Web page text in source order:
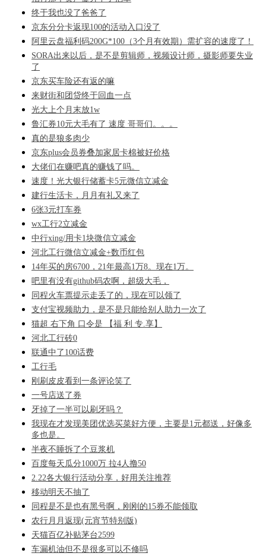
终于我也没了爸爸了
京东分分卡返现100的活动入口没了
阿里云盘福利码200G*100（3个月有效期）需扩容的速度了！
SORA出来以后，是不是剪辑师，视频设计师，摄影师要失业
了
京东买车险还有返的嘛
来财街和团贷终于回血一点
光大上个月末放1w
鲁汇券10元大毛有了 速度 哥哥们。。。
真的是狼多肉少
京东plus会员券叠加家居卡棉被好价格
大佬们在赚吧真的赚钱了吗。
速度！光大银行储蓄卡5元微信立减金
建行生活卡，月月有礼又来了
6张3元打车券
wx工行2立减金
中行xing/用卡1块微信立减金
河北工行微信立减金+数币红包
14年买的房6700，21年最高1万8。现在1万。
吧里有没有github码农啊，超级大毛，
同程火车票提示走丢了的，现在可以领了
支付宝视频助力，是不是只能给别人助力一次了
猫超 右下角 口令是 【福 利 专.享】
河北工行砖0
联通中了100话费
工行毛
刚刷皮皮看到一条评论笑了
一号店送了券
牙掉了一半可以刷牙吗？
我现在才发现美团优选买菜好方便，主要是1元都送，好像多
多也是。
半夜不睡拆了个豆浆机
百度每天瓜分1000万 拉4人撸50
2.22各大银行活动分享，好用关注推荐
移动明天不抽了
同程是不是也有黑号啊，刚刚的15券不能领取
农行月月返现(元宵节特别版)
天猫百亿补贴茅台2599
车漏机油但不是很多可以不修吗